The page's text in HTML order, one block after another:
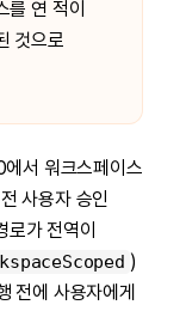
를 연 적이
것으로
서 워크스페이스
사용자 승인
가 전역이
)
전에 사용자에게